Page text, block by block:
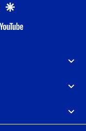
whatsapp
google
youtube-